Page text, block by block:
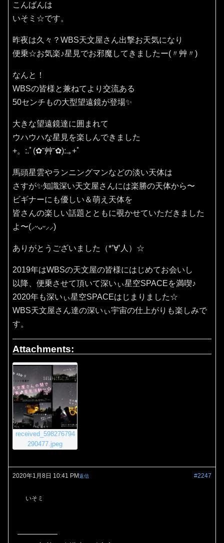
こんばんは
いそミ☆です。
昨夜は久々？WBS天文屋さん出撃お天気になり
便乗☆お気楽♪星見でお邪魔してきましたー(〃艸〃)
なんと！
WBSの皆様と兼ねてより交流ある
50センチもの大型望遠鏡が登場✨
大きな望遠鏡達に囲まれて
ウハウハな星見を楽しんできました
+。:.ﾟ(✿˘艸˘✿):.｡+ﾟ
馬頭星雲やランニングマンなどの淡い天体は
さすが✨知識深い天文屋さんには楽勝の天体から〜
ビギナーにも優しい＆萌え天体を
皆さんの楽しい話題とともに覗かせていただきました
よ〜(⸝ᵕᴗᵕ⸝⸝)
ありがとうございました（*’∀’人）☆
2019年はWBSの天文屋の皆様にはじめてお会いし
以降、便乗させて頂いて深いぃ星空SPACEを満喫♪
2020年も深いぃ星空SPACEはじまりました☆
WBS天文屋さん達の深いぃ宇宙の仕上がりも楽しみで
す。
Attachments:
received_598276794
290477.jpeg
2020年1月8日 10:41 PM #2247
返信
いそミ